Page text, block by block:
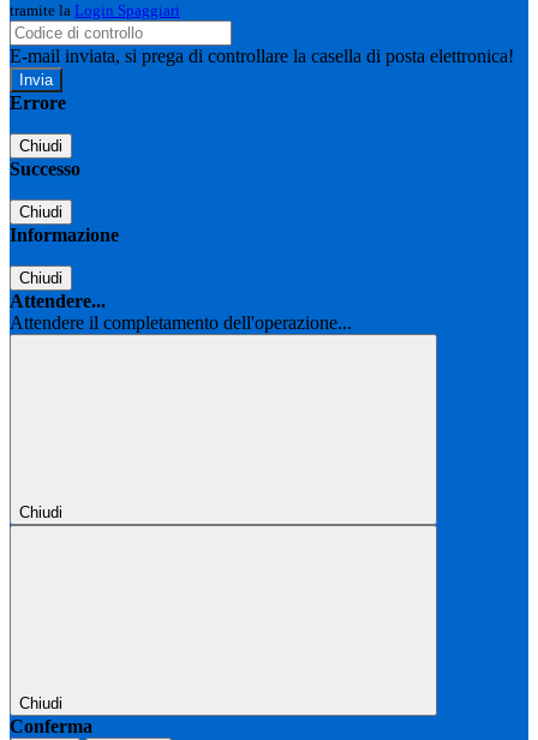
tramite la Login Spaggiari
E-mail inviata, si prega di controllare la casella di posta elettronica!
Errore
Chiudi
Successo
Chiudi
Informazione
Chiudi
Attendere...
Attendere il completamento dell'operazione...
Chiudi
Chiudi
Conferma